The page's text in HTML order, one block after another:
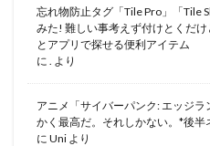
忘れ物防止タグ「Tile Pro」「Tile
みた! 難しい事考えず付けとくだ
とアプリで探せる便利アイテム
に
より
アニメ「サイバーパンク: エッジ
かく最高だ。それしかない。*後半
に Uni より